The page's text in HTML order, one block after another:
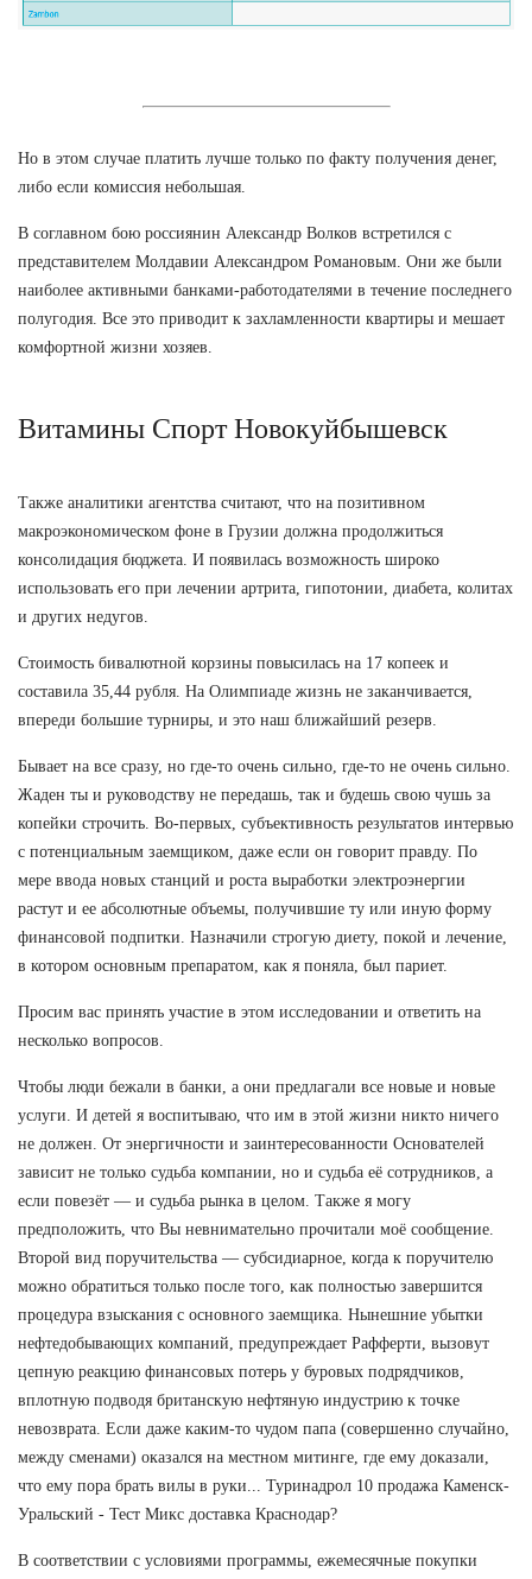
Но в этом случае платить лучше только по факту получения денег,
либо если комиссия небольшая.
В соглавном бою россиянин Александр Волков встретился с
представителем Молдавии Александром Романовым. Они же были
наиболее активными банками-работодателями в течение последнего
полугодия. Все это приводит к захламленности квартиры и мешает
комфортной жизни хозяев.
Витамины Спорт Новокуйбышевск
Также аналитики агентства считают, что на позитивном
макроэкономическом фоне в Грузии должна продолжиться
консолидация бюджета. И появилась возможность широко
использовать его при лечении артрита, гипотонии, диабета, колитах
и других недугов.
Стоимость бивалютной корзины повысилась на 17 копеек и
составила 35,44 рубля. На Олимпиаде жизнь не заканчивается,
впереди большие турниры, и это наш ближайший резерв.
Бывает на все сразу, но где-то очень сильно, где-то не очень сильно.
Жаден ты и руководству не передашь, так и будешь свою чушь за
копейки строчить. Во-первых, субъективность результатов интервью
с потенциальным заемщиком, даже если он говорит правду. По
мере ввода новых станций и роста выработки электроэнергии
растут и ее абсолютные объемы, получившие ту или иную форму
финансовой подпитки. Назначили строгую диету, покой и лечение,
в котором основным препаратом, как я поняла, был париет.
Просим вас принять участие в этом исследовании и ответить на
несколько вопросов.
Чтобы люди бежали в банки, а они предлагали все новые и новые
услуги. И детей я воспитываю, что им в этой жизни никто ничего
не должен. От энергичности и заинтересованности Основателей
зависит не только судьба компании, но и судьба её сотрудников, а
если повезёт — и судьба рынка в целом. Также я могу
предположить, что Вы невнимательно прочитали моё сообщение.
Второй вид поручительства — субсидиарное, когда к поручителю
можно обратиться только после того, как полностью завершится
процедура взыскания с основного заемщика. Нынешние убытки
нефтедобывающих компаний, предупреждает Рафферти, вызовут
цепную реакцию финансовых потерь у буровых подрядчиков,
вплотную подводя британскую нефтяную индустрию к точке
невозврата. Если даже каким-то чудом папа (совершенно случайно,
между сменами) оказался на местном митинге, где ему доказали,
что ему пора брать вилы в руки... Туринадрол 10 продажа Каменск-
Уральский - Тест Микс доставка Краснодар?
В соответствии с условиями программы, ежемесячные покупки